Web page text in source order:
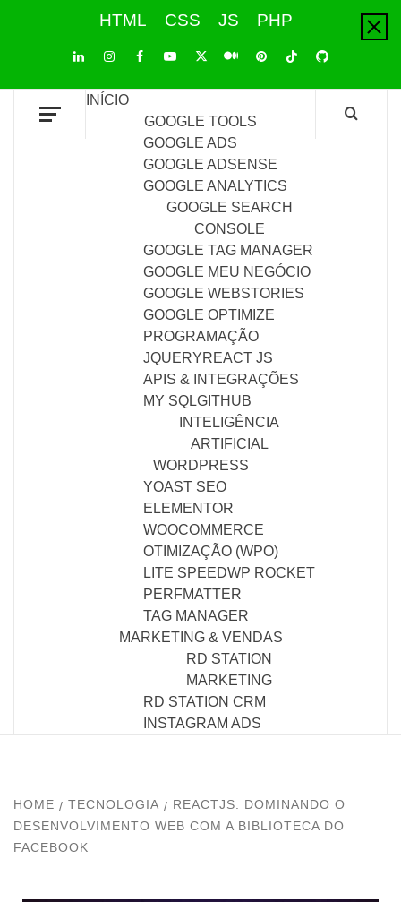
HTML CSS JS PHP
LinkedInInstagramFacebookYoutube
X PinterestTiktokGithub
INÍCIO
GOOGLE TOOLS
GOOGLE ADS
GOOGLE ADSENSE
GOOGLE ANALYTICS
GOOGLE SEARCH
CONSOLE
GOOGLE TAG MANAGER
GOOGLE MEU NEGÓCIO
GOOGLE WEBSTORIES
GOOGLE OPTIMIZE
PROGRAMAÇÃO
JQUERYREACT JS
APIS & INTEGRAÇÕES
MY SQLGITHUB
INTELIGÊNCIA
ARTIFICIAL
WORDPRESS
YOAST SEO
ELEMENTOR
WOOCOMMERCE
OTIMIZAÇÃO (WPO)
LITE SPEEDWP ROCKET
PERFMATTER
TAG MANAGER
MARKETING & VENDAS
RD STATION
MARKETING
RD STATION CRM
INSTAGRAM ADS
HOME TECNOLOGIA
REACTJS: DOMINANDO O
DESENVOLVIMENTO WEB COM A BIBLIOTECA DO
FACEBOOK